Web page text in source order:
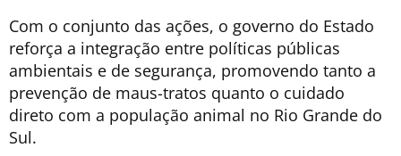
Com o conjunto das ações, o governo do Estado
reforça a integração entre políticas públicas
ambientais e de segurança, promovendo tanto a
prevenção de maus-tratos quanto o cuidado
direto com a população animal no Rio Grande do
Sul.